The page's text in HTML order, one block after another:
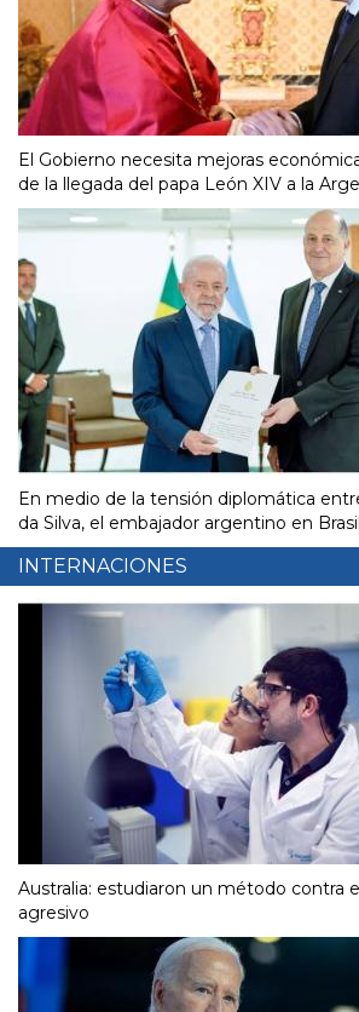
El Gobierno necesita mejoras
de la llegada del papa León XIV a la
En medio de la tensión diplomática
da Silva, el embajador argentino en
INTERNACIONES
Australia: estudiaron un método contra
agresivo